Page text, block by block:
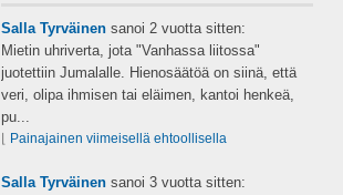
Salla Tyrväinensanoi 2 vuotta sitten:
Mietin uhriverta, jota "Vanhassa liitossa"
juotettiin Jumalalle. Hienosäätöä on siinä, että
veri, olipa ihmisen tai eläimen, kantoi henkeä,
pu...
Painajainen viimeisellä ehtoollisella
Salla Tyrväinensanoi 3 vuotta sitten: